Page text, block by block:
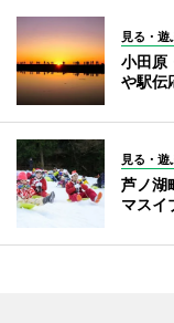
見る・遊
小田原
や駅伝
見る・遊
芦ノ湖
マスイ